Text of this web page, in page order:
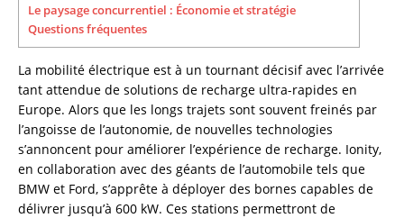
Le paysage concurrentiel : Économie et stratégie
Questions fréquentes
La mobilité électrique est à un tournant décisif avec l’arrivée
tant attendue de solutions de recharge ultra-rapides en
Europe. Alors que les longs trajets sont souvent freinés par
l’angoisse de l’autonomie, de nouvelles technologies
s’annoncent pour améliorer l’expérience de recharge. Ionity,
en collaboration avec des géants de l’automobile tels que
BMW et Ford, s’apprête à déployer des bornes capables de
délivrer jusqu’à 600 kW. Ces stations permettront de